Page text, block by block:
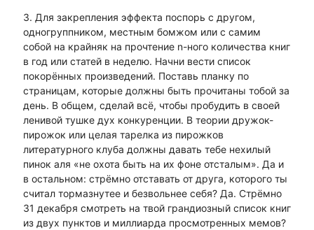
3. Для закрепления эффекта поспорь с другом,
одногруппником, местным бомжом или с самим
собой на крайняк на прочтение n-ного количества книг
в год или статей в неделю. Начни вести список
покорённых произведений. Поставь планку по
страницам, которые должны быть прочитаны тобой за
день. В общем, сделай всё, чтобы пробудить в своей
ленивой тушке дух конкуренции. В теории дружок-
пирожок или целая тарелка из пирожков
литературного клуба должны давать тебе нехилый
пинок аля «не охота быть на их фоне отсталым». Да и
в остальном: стрёмно отставать от друга, которого ты
считал тормазнутее и безвольнее себя? Да. Стрёмно
31 декабря смотреть на твой грандиозный список книг
из двух пунктов и миллиарда просмотренных мемов?